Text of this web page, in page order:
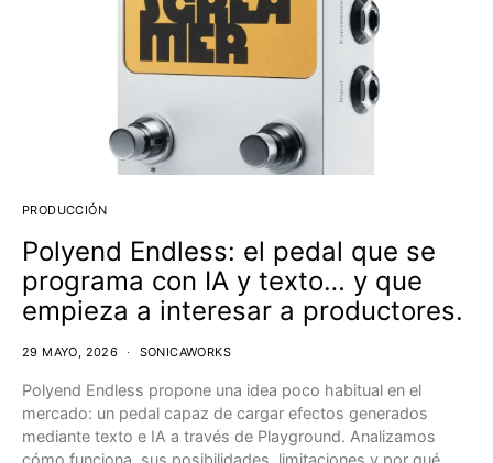
PRODUCCIÓN
Polyend Endless: el pedal que se
programa con IA y texto… y que
empieza a interesar a productores.
29 MAYO, 2026 SONICAWORKS
Polyend Endless propone una idea poco habitual en el
mercado: un pedal capaz de cargar efectos generados
mediante texto e IA a través de Playground. Analizamos
cómo funciona, sus posibilidades, limitaciones y por qué